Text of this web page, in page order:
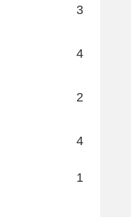
3
4
2
4
1